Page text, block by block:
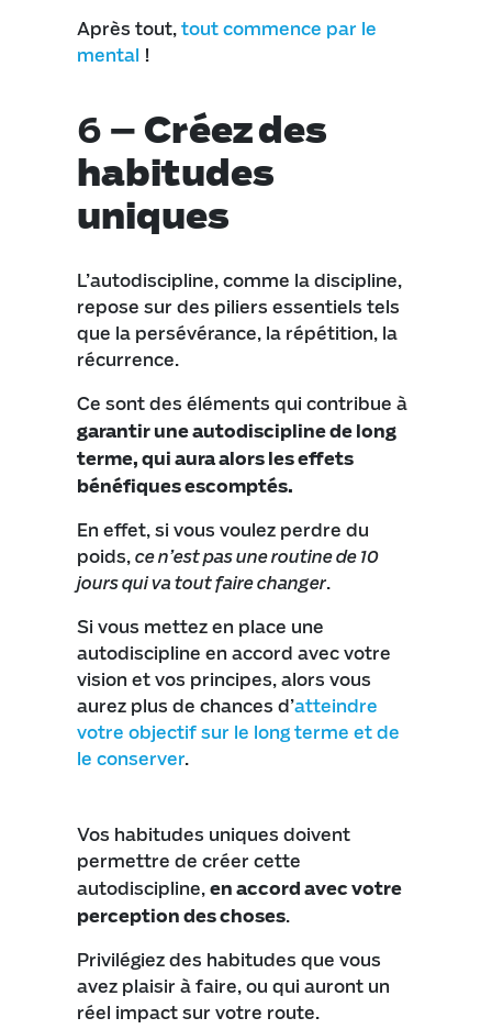
Après tout,tout commence par le
mental !
6 –Créez des
habitudes
uniques
L’autodiscipline, comme la discipline,
repose sur des piliers essentiels tels
que la persévérance, la répétition, la
récurrence.
Ce sont des éléments qui contribue à
garantir une autodiscipline de long
terme, qui aura alors les effets
bénéfiques escomptés.
En effet, si vous voulez perdre du
poids,ce n’est pas une routine de 10
jours qui va tout faire changer.
Si vous mettez en place une
autodiscipline en accord avec votre
vision et vos principes, alors vous
aurez plus de chances d’atteindre
votre objectif sur le long terme et de
le conserver.
Vos habitudes uniques doivent
permettre de créer cette
autodiscipline,en accord avec votre
perception des choses.
Privilégiez des habitudes que vous
avez plaisir à faire, ou qui auront un
réel impact sur votre route.